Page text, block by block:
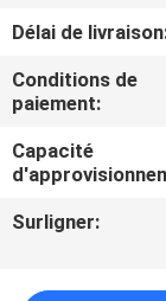
DE
QUALITÉ
NOUS
Délai de
Conditions de
paiement:
Capacité
Surligner: